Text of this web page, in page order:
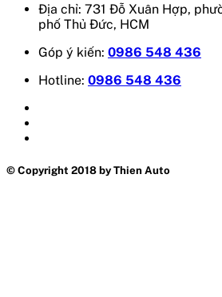
Địa chỉ: 731 Đỗ Xuân Hợp,
phố Thủ Đức, HCM
Góp ý kiến: 0986 548 436
Hotline: 0986 548 436
© Copyright 2018 by Thien Auto